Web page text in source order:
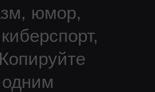
юмор,
Копируйте
одним